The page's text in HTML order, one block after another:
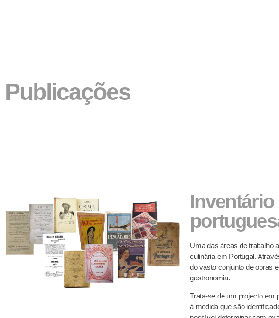
Publicações
Uma das áreas de trabalho
culinária em Portugal.
do vasto conjunto de obras
gastronomia.
Trata-se de um projecto em
à medida que são